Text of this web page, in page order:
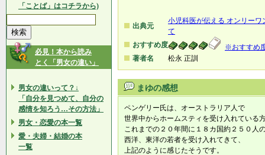
「ことば」はコチラから)
必見！本から読み
とく「男女の違い」
男女の違いって？↓
「自分を見つめて、自分の
感情を知ろう…その方法」
男女・恋愛の本一覧
愛・夫婦・結婚の本
一覧
出典元
小児科医が伝える オンリーワ
て
おすすめ度
※おすすめ
著者名
松永 正訓
まゆの感想
ペンゲリー氏は、オーストラリア人で
世界中からホームスティを受け入れている
これまでの２０年間に１８カ国約２５０人
西洋、東洋の若者を受け入れてきて、
上記のように感じたそうです。